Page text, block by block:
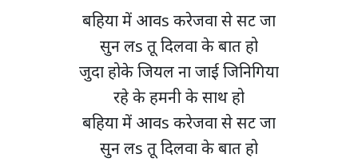
बहिया में आवs करेजवा से सट जा
सुन लs तू दिलवा के बात हो
जुदा होके जियल ना जाई जिनिगिया
रहे के हमनी के साथ हो
बहिया में आवs करेजवा से सट जा
सुन लs तू दिलवा के बात हो